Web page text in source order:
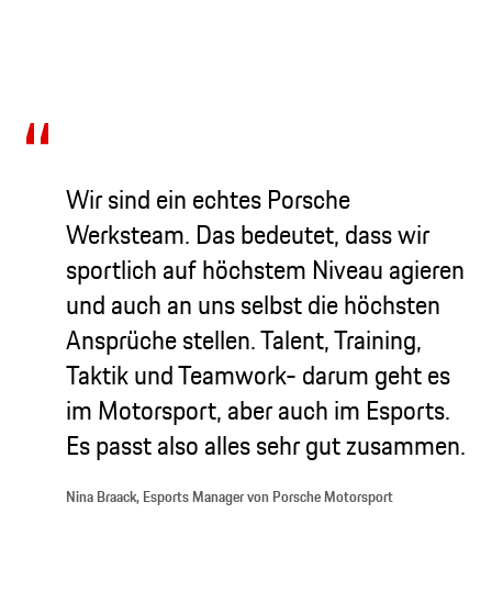
Wir sind ein echtes Porsche
Werksteam. Das bedeutet, dass wir
sportlich auf höchstem Niveau agieren
und auch an uns selbst die höchsten
Ansprüche stellen. Talent, Training,
Taktik und Teamwork- darum geht es
im Motorsport, aber auch im Esports.
Es passt also alles sehr gut zusammen.
Nina Braack, Esports Manager von Porsche Motorsport